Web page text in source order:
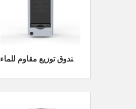
صندوق توزيع مقاوم للماء
HT-2Ways